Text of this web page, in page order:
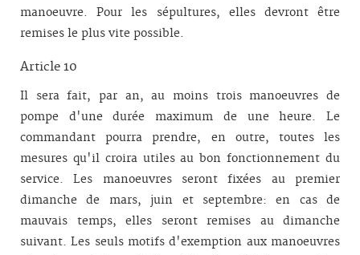
manoeuvre. Pour les sépultures, elles devront être
remises le plus vite possible.
Article 10
Il sera fait, par an, au moins trois manoeuvres de
pompe d'une durée maximum de une heure. Le
commandant pourra prendre, en outre, toutes les
mesures qu'il croira utiles au bon fonctionnement du
service. Les manoeuvres seront fixées au premier
dimanche de mars, juin et septembre: en cas de
mauvais temps, elles seront remises au dimanche
suivant. Les seuls motifs d'exemption aux manoeuvres